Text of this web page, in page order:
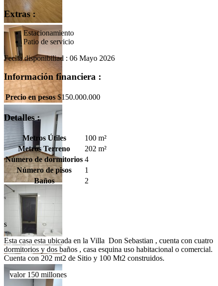
Extras :
Estacionamiento
Patio de servicio
Fecha disponibiliad : 06 Mayo 2026
Información financiera :
Precio en pesos $150.000.000
Detalles :
Metros Útiles
100 m²
Metros Terreno
202 m²
Número de dormitorios 4
Número de pisos
1
Baños
2
Tweet
s
Esta casa esta ubicada en la Villa Don Sebastian , cuenta con cuatro
dormitorios y dos baños , casa esquina uso habitacional o comercial.
Cuenta con 202 mt2 de Sitio y 100 Mt2 construidos.
valor 150 millones